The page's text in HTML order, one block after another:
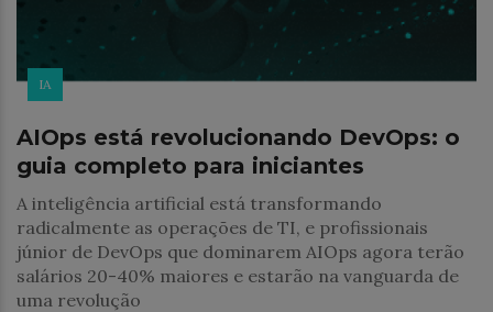
IA
AIOps está revolucionando DevOps: o
guia completo para iniciantes
A inteligência artificial está transformando
radicalmente as operações de TI, e profissionais
júnior de DevOps que dominarem AIOps agora terão
salários 20-40% maiores e estarão na vanguarda de
uma revolução